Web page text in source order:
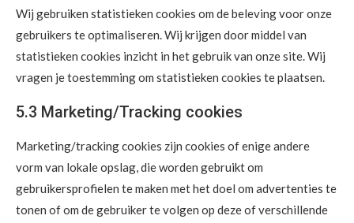
Wij gebruiken statistieken cookies om de beleving voor onze
gebruikers te optimaliseren. Wij krijgen door middel van
statistieken cookies inzicht in het gebruik van onze site. Wij
vragen je toestemming om statistieken cookies te plaatsen.
5.3 Marketing/Tracking cookies
Marketing/tracking cookies zijn cookies of enige andere
vorm van lokale opslag, die worden gebruikt om
gebruikersprofielen te maken met het doel om advertenties te
tonen of om de gebruiker te volgen op deze of verschillende